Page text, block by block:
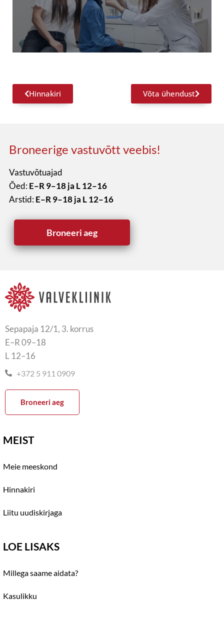
Hinnakiri Võta ühendust
Broneerige vastuvõtt veebis!
Vastuvõtuajad
Õed:E–R 9–18 ja L 12–16
Arstid:E–R 9–18 ja L 12–16
Broneeri aeg
Sepapaja 12/1, 3. korrus
E–R 09–18
L 12–16
+372 5 911 0909
Broneeri aeg
MEIST
Meie meeskond
Hinnakiri
Liitu uudiskirjaga
LOE LISAKS
Millega saame aidata?
Kasulikku